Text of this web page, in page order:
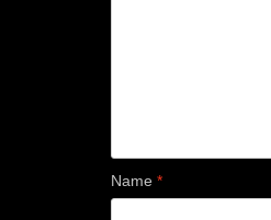
Name *